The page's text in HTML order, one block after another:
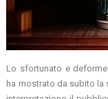
Lo sfortunato e
ha mostrato da subito la